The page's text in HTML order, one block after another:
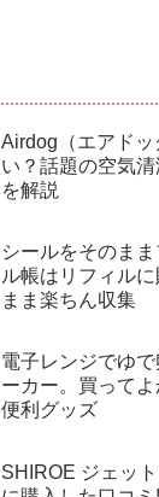
Airdog（エアド
い？話題の空気
を解説
シールをそのま
ル帳はリフィル
まま楽ちん収集
電子レンジでゆ
ーカー。買って
便利グッズ
SHIROE ジェッ